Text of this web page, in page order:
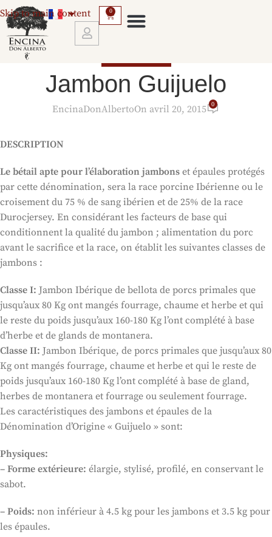
Skip to main content 0
Jambon Guijuelo
EncinaDonAlbertoOn avril 20, 2015 0
DESCRIPTION
Le bétail apte pour l’élaboration jambons et épaules protégés
par cette dénomination, sera la race porcine Ibérienne ou le
croisement du 75 % de sang ibérien et de 25% de la race
Durocjersey. En considérant les facteurs de base qui
conditionnent la qualité du jambon ; alimentation du porc
avant le sacrifice et la race, on établit les suivantes classes de
jambons :
Classe I: Jambon Ibérique de bellota de porcs primales que
jusqu’aux 80 Kg ont mangés fourrage, chaume et herbe et qui
le reste du poids jusqu’aux 160-180 Kg l’ont complété à base
d’herbe et de glands de montanera.
Classe II: Jambon Ibérique, de porcs primales que jusqu’aux 80
Kg ont mangés fourrage, chaume et herbe et qui le reste de
poids jusqu’aux 160-180 Kg l’ont complété à base de gland,
herbes de montanera et fourrage ou seulement fourrage.
Les caractéristiques des jambons et épaules de la
Dénomination d’Origine « Guijuelo » sont:
Physiques:
– Forme extérieure: élargie, stylisé, profilé, en conservant le
sabot.
– Poids: non inférieur à 4.5 kg pour les jambons et 3.5 kg pour
les épaules.